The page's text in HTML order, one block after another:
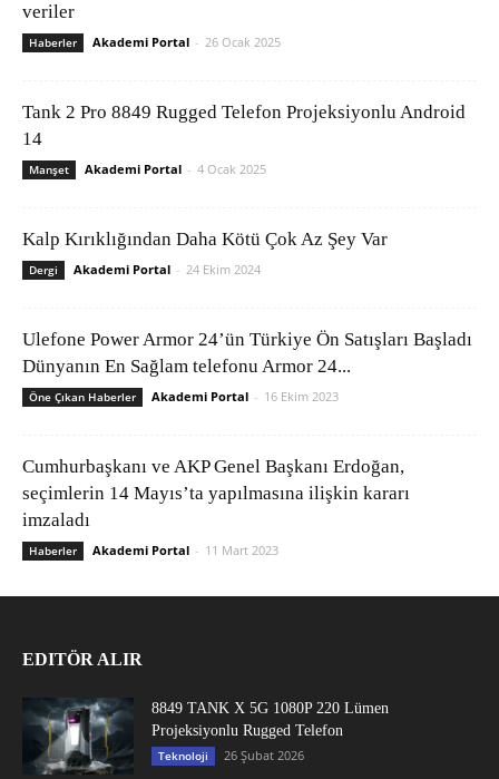
veriler
Haberler Akademi Portal - 26 Ocak 2025
Tank 2 Pro 8849 Rugged Telefon Projeksiyonlu Android
14
Manşet Akademi Portal - 4 Ocak 2025
Kalp Kırıklığından Daha Kötü Çok Az Şey Var
Dergi Akademi Portal - 24 Ekim 2024
Ulefone Power Armor 24’ün Türkiye Ön Satışları Başladı
Dünyanın En Sağlam telefonu Armor 24...
Öne Çıkan Haberler Akademi Portal - 16 Ekim 2023
Cumhurbaşkanı ve AKP Genel Başkanı Erdoğan,
seçimlerin 14 Mayıs’ta yapılmasına ilişkin kararı
imzaladı
Haberler Akademi Portal - 11 Mart 2023
EDITÖR ALIR
8849 TANK X 5G 1080P 220 Lümen
Projeksiyonlu Rugged Telefon
Teknoloji 26 Şubat 2026